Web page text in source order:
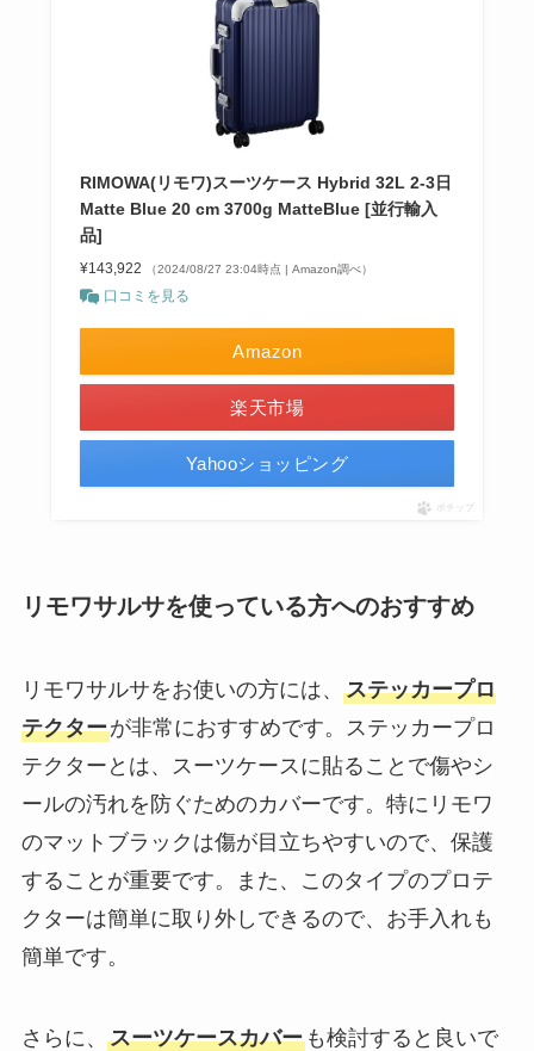
RIMOWA(リモワ)スーツケース Hybrid 32L 2-3日
Matte Blue 20 cm 3700g MatteBlue [並行輸入
品]
¥143,922 （2024/08/27 23:04時点 | Amazon調べ）
口コミを見る
Amazon
楽天市場
Yahooショッピング
ポチップ
リモワサルサを使っている方へのおすすめ
リモワサルサをお使いの方には、 ステッカープロ
テクターが非常におすすめです。ステッカープロ
テクターとは、スーツケースに貼ることで傷やシ
ールの汚れを防ぐためのカバーです。特にリモワ
のマットブラックは傷が目立ちやすいので、保護
することが重要です。また、このタイプのプロテ
クターは簡単に取り外しできるので、お手入れも
簡単です。
さらに、 スーツケースカバーも検討すると良いで